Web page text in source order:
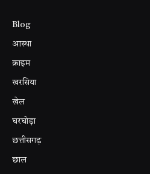
Blog
आस्था
क्राइम
खरसिया
खेल
घरघोड़ा
छत्तीसगढ़
छाल